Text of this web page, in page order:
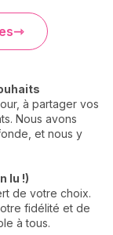
à partager vos
Nous avons
et nous y
lu !)
de votre choix.
fidélité et de
à tous.